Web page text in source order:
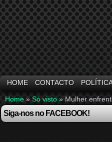
HOME CONTACTO
Home » Só visto » Mulher
Siga-nos no FACEBOOK!